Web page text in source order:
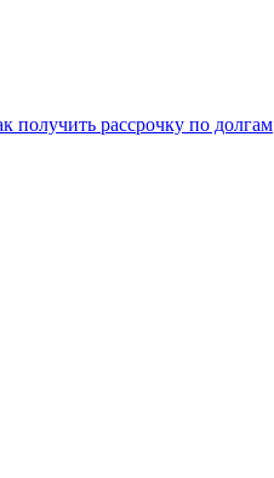
получить рассрочку по долгам